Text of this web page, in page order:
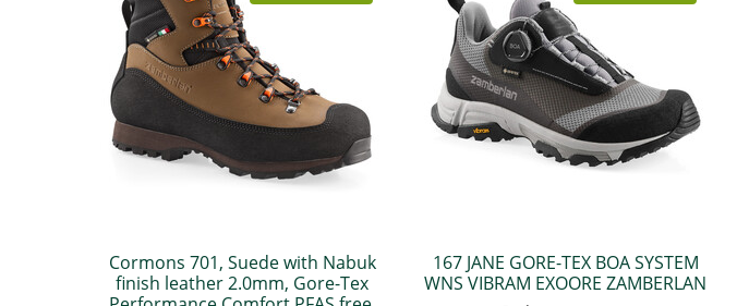
Cormons 701, Suede with Nabuk
finish leather 2.0mm, Gore-Tex
167 JANE GORE-TEX BOA SYSTEM
WNS VIBRAM EXOORE ZAMBERLAN